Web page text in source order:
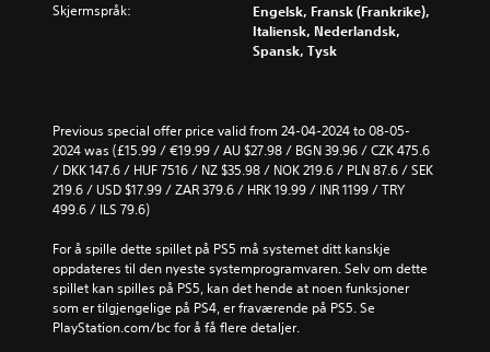
Skjermspråk:
Engelsk, Fransk (Frankrike),
Italiensk, Nederlandsk,
Spansk, Tysk
Previous special offer price valid from 24-04-2024 to 08-05-
2024 was (£15.99 / €19.99 / AU $27.98 / BGN 39.96 / CZK 475.6
/ DKK 147.6 / HUF 7516 / NZ $35.98 / NOK 219.6 / PLN 87.6 / SEK
219.6 / USD $17.99 / ZAR 379.6 / HRK 19.99 / INR 1199 / TRY
499.6 / ILS 79.6)
For å spille dette spillet på PS5 må systemet ditt kanskje
oppdateres til den nyeste systemprogramvaren. Selv om dette
spillet kan spilles på PS5, kan det hende at noen funksjoner
som er tilgjengelige på PS4, er fraværende på PS5. Se
PlayStation.com/bc for å få flere detaljer.